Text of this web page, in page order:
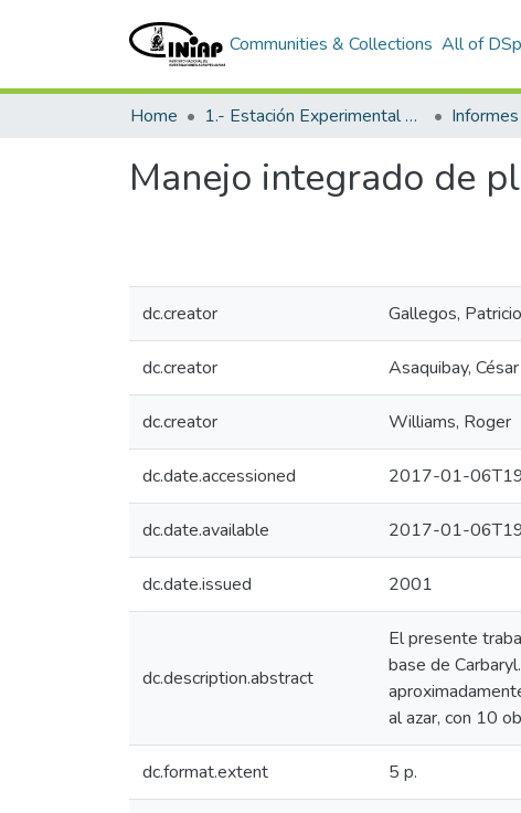
Communities & Collections All of
Home 1.- Estación Experimental Santa Catalina
Manejo integrado de
dc.creator Gallegos, Patricio
dc.creator Asaquibay, César
dc.creator Williams, Roger
dc.date.accessioned 2017-01-
dc.date.available 2017-01-
dc.date.issued 2001
dc.description.abstract
El presente
base de
al azar, con 10
dc.format.extent 5 p.